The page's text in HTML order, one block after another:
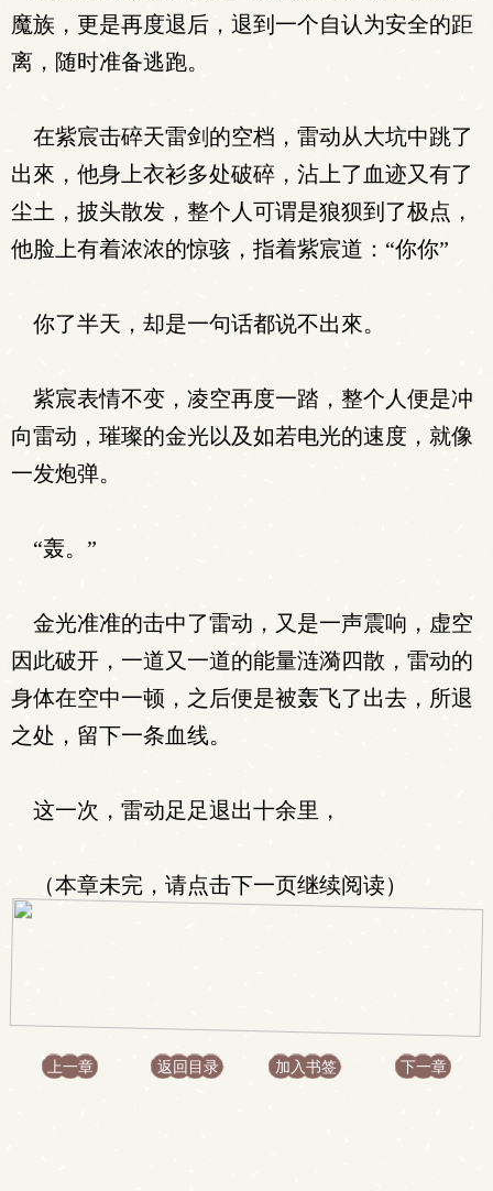
魔族，更是再度退后，退到一个自认为安全的距
离，随时准备逃跑。
在紫宸击碎天雷剑的空档，雷动从大坑中跳了
出來，他身上衣衫多处破碎，沾上了血迹又有了
尘土，披头散发，整个人可谓是狼狈到了极点，
他脸上有着浓浓的惊骇，指着紫宸道：“你你”
你了半天，却是一句话都说不出來。
紫宸表情不变，凌空再度一踏，整个人便是冲
向雷动，璀璨的金光以及如若电光的速度，就像
一发炮弹。
“轰。”
金光准准的击中了雷动，又是一声震响，虚空
因此破开，一道又一道的能量涟漪四散，雷动的
身体在空中一顿，之后便是被轰飞了出去，所退
之处，留下一条血线。
这一次，雷动足足退出十余里，
（本章未完，请点击下一页继续阅读）
上一章 返回目录 加入书签 下一章